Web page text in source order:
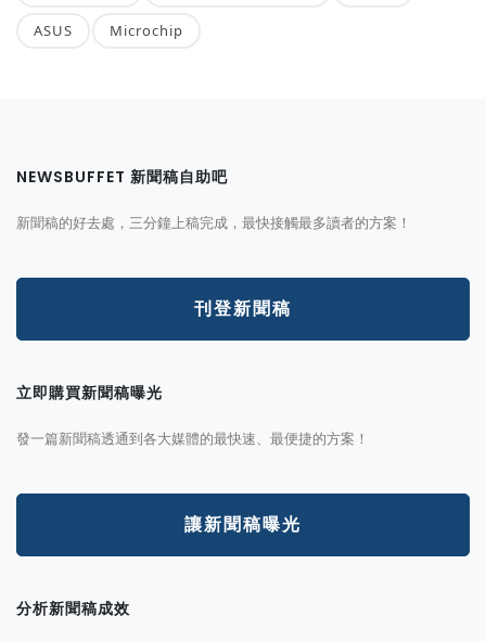
ASUS Microchip
NEWSBUFFET 新聞稿自助吧
新聞稿的好去處，三分鐘上稿完成，最快接觸最多讀者的方案！
刊登新聞稿
立即購買新聞稿曝光
發一篇新聞稿透通到各大媒體的最快速、最便捷的方案！
讓新聞稿曝光
分析新聞稿成效